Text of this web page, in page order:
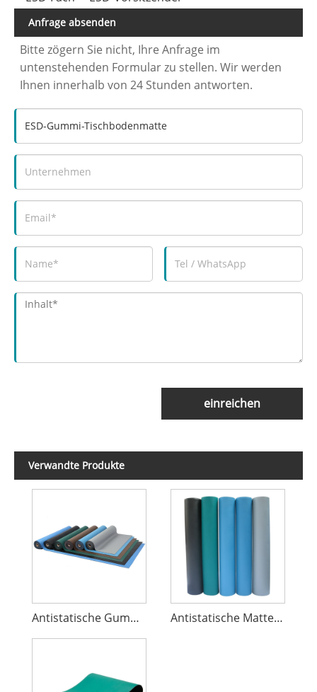
Anfrage absenden
Bitte zögern Sie nicht, Ihre Anfrage im
untenstehenden Formular zu stellen. Wir werden
Ihnen innerhalb von 24 Stunden antworten.
einreichen
Verwandte Produkte
Antistatische Gummi-Tischmatte Antistatische Matte für Plattenspieler